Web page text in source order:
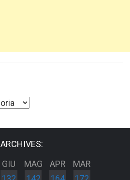
ARCHIVES:
GIU
MAG
APR
MAR